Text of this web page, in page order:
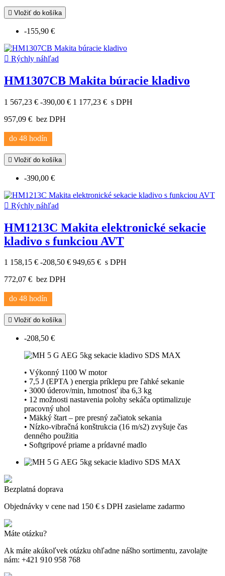
 Vložiť do košíka
-155,90 €
 Rýchly náhľad
HM1307CB Makita búracie kladivo
1 567,23 € -390,00 € 1 177,23 € s DPH
957,09 € bez DPH
do 48 hodín
 Vložiť do košíka
-390,00 €
 Rýchly náhľad
HM1213C Makita elektronické sekacie
kladivo s funkciou AVT
1 158,15 € -208,50 € 949,65 € s DPH
772,07 € bez DPH
do 48 hodín
 Vložiť do košíka
-208,50 €
• Výkonný 1100 W motor
• 7,5 J (EPTA ) energia príklepu pre ľahké sekanie
• 3000 úderov/min, hmotnosť iba 6,3 kg
• 12 možnosti nastavenia polohy sekáča optimalizuje
pracovný uhol
• Mäkký štart – pre presný začiatok sekania
• Nízko-vibračná konštrukcia (16 m/s2) zvyšuje čas
denného použitia
• Softgripové priame a prídavné madlo
Bezplatná doprava
Objednávky v cene nad 150 € s DPH zasielame zadarmo
Máte otázku?
Ak máte akúkoľvek otázku ohľadne nášho sortimentu, zavolajte
nám: +421 910 958 768